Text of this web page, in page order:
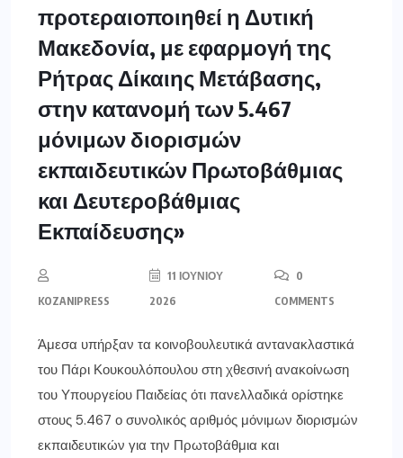
προτεραιοποιηθεί η Δυτική
Μακεδονία, με εφαρμογή της
Ρήτρας Δίκαιης Μετάβασης,
στην κατανομή των 5.467
μόνιμων διορισμών
εκπαιδευτικών Πρωτοβάθμιας
και Δευτεροβάθμιας
Εκπαίδευσης»
KOZANIPRESS
11 ΙΟΥΝΊΟΥ
2026
0
COMMENTS
Άμεσα υπήρξαν τα κοινοβουλευτικά αντανακλαστικά
του Πάρι Κουκουλόπουλου στη χθεσινή ανακοίνωση
του Υπουργείου Παιδείας ότι πανελλαδικά ορίστηκε
στους 5.467 ο συνολικός αριθμός μόνιμων διορισμών
εκπαιδευτικών για την Πρωτοβάθμια και